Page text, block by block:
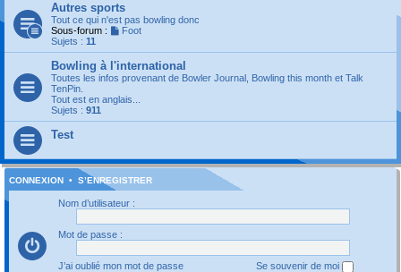
Autres sports
Tout ce qui n'est pas bowling donc
Sous-forum :
Foot
Sujets : 11
Bowling à l'international
Toutes les infos provenant de Bowler Journal, Bowling this month et Talk
TenPin.
Tout est en anglais...
Sujets : 911
Test
CONNEXION • S’ENREGISTRER
Nom d’utilisateur :
Mot de passe :
J’ai oublié mon mot de passe Se souvenir de moi